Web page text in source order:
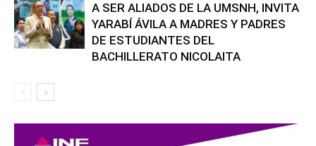
A SER ALIADOS DE LA UMSNH, INVITA
YARABÍ ÁVILA A MADRES Y PADRES
DE ESTUDIANTES DEL
BACHILLERATO NICOLAITA